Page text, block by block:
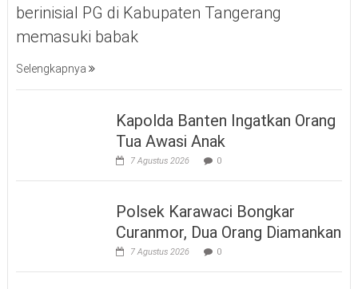
berinisial PG di Kabupaten Tangerang
memasuki babak
Selengkapnya
Kapolda Banten Ingatkan Orang
Tua Awasi Anak
7 Agustus 2026 0
Polsek Karawaci Bongkar
Curanmor, Dua Orang Diamankan
7 Agustus 2026 0